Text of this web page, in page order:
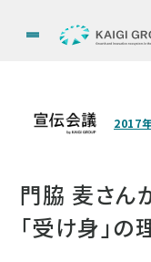
2017
門脇 麦さん
「受け身」の